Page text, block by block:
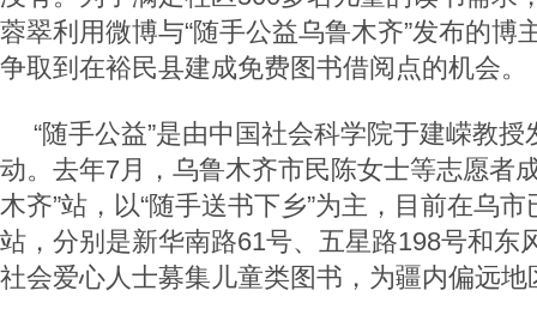
蓉翠利用微博与“随手公益乌鲁木齐”发布的博
争取到在裕民县建成免费图书借阅点的机会。
“随手公益”是由中国社会科学院于建嵘教
动。去年7月，乌鲁木齐市民陈女士等志愿者
木齐”站，以“随手送书下乡”为主，目前在乌
站，分别是新华南路61号、五星路198号和东
社会爱心人士募集儿童类图书，为疆内偏远